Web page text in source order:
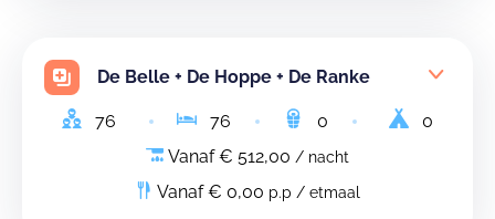
De Belle + De Hoppe + De Ranke
76 76 0
0
Vanaf € 512,00 / nacht
Vanaf € 0,00 p.p / etmaal